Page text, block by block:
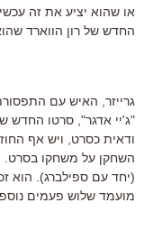
החדש של רון הווארד
גרייזר, האיש עם
"ג'יי אדגר", סרטו החדש
ודאית כסרט, ויש אף
השחקן על משחקו בסרט.
(יחד עם ספילברג). הוא
מועמד שלוש פעמים